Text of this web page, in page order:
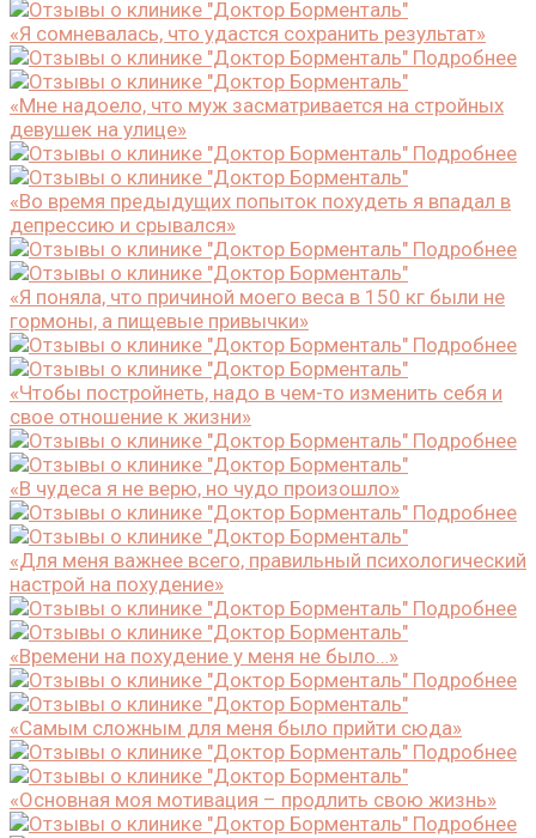
«Я сомневалась, что удастся сохранить результат»
Подробнее
«Мне надоело, что муж засматривается на стройных
девушек на улице»
Подробнее
«Во время предыдущих попыток похудеть я впадал в
депрессию и срывался»
Подробнее
«Я поняла, что причиной моего веса в 150 кг были не
гормоны, а пищевые привычки»
Подробнее
«Чтобы постройнеть, надо в чем-то изменить себя и
свое отношение к жизни»
Подробнее
«В чудеса я не верю, но чудо произошло»
Подробнее
«Для меня важнее всего, правильный психологический
настрой на похудение»
Подробнее
«Времени на похудение у меня не было…»
Подробнее
«Самым сложным для меня было прийти сюда»
Подробнее
«Основная моя мотивация – продлить свою жизнь»
Подробнее